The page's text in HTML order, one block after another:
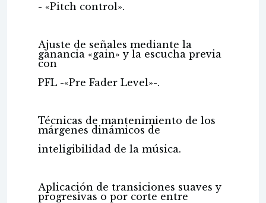
- «Pitch control».
Ajuste de señales mediante la
ganancia «gain» y la escucha previa
con
PFL -«Pre Fader Level»-.
Técnicas de mantenimiento de los
márgenes dinámicos de
inteligibilidad de la música.
Aplicación de transiciones suaves y
progresivas o por corte entre